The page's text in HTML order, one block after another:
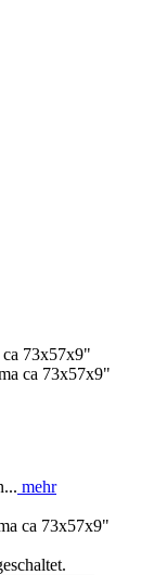
73x57x9"
ca 73x57x9"
mehr
ca 73x57x9"